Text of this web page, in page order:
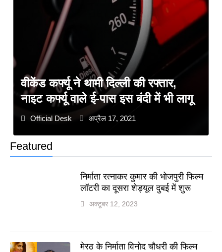
Featured
निर्माता रत्नाकर कुमार की भोजपुरी फिल्म
लॉटरी का दूसरा शेड्यूल दुबई में शुरू
अक्टूबर 12, 2023
मेरठ के निर्माता विनोद चौधरी की फिल्म
वीकेंड कर्फ्यू ने थामी दिल्ली की रफ्तार,
नाइट कर्फ्यू वाले ई-पास इस बंदी में भी लागू
Official Desk अप्रैल 17, 2021